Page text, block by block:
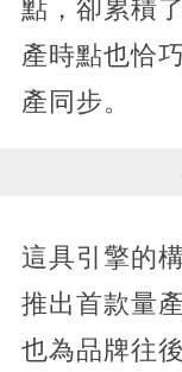
點，卻累積
產時點也恰
產同步。
這具引擎的
推出首款量
也為品牌往